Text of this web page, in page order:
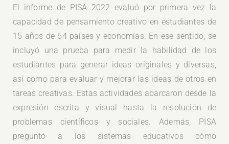
El informe de PISA 2022 evaluó por primera vez la
capacidad de pensamiento creativo en estudiantes de
15 años de 64 países y economías. En ese sentido, se
incluyó una prueba para medir la habilidad de los
estudiantes para generar ideas originales y diversas,
así como para evaluar y mejorar las ideas de otros en
tareas creativas. Estas actividades abarcaron desde la
expresión escrita y visual hasta la resolución de
problemas científicos y sociales. Además, PISA
preguntó a los sistemas educativos cómo